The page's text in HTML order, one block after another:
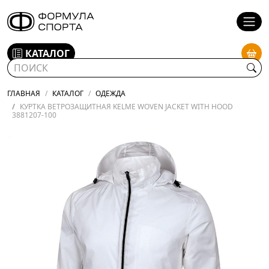
КАТАЛОГ
ГЛАВНАЯ КАТАЛОГ
ОДЕЖДА
КУРТКА ВЕТРОЗАЩИТНАЯ KELME WOVEN JACKET WITH HOOD
3881207-100